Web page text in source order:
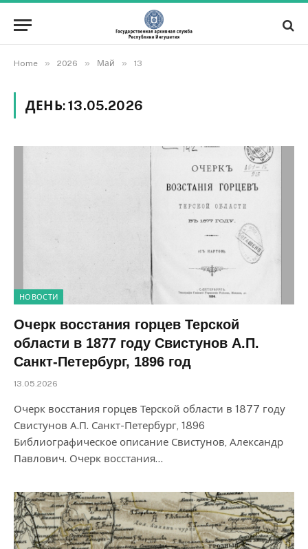
Home » 2026 » Май » 13
ДЕНЬ:13.05.2026
НОВОСТИ
Очерк восстания горцев Терской
области в 1877 году Свистунов А.П.
Санкт-Петербург, 1896 год
13.05.2026
Очерк восстания горцев Терской области в 1877 году
Свистунов А.П. Санкт-Петербург, 1896
Библиографическое описание Свистунов, Александр
Павлович. Очерк восстания…